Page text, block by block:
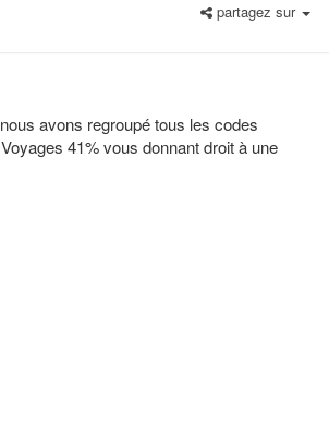
partagez sur
avons regroupé tous les codes
41% vous donnant droit à une